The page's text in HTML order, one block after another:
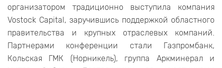
организатором традиционно выступила компания
Vostock Capital, заручившись поддержкой областного
правительства и крупных отраслевых компаний.
Партнерами конференции стали Газпромбанк,
Кольская ГМК (Норникель), группа Аркминерал и